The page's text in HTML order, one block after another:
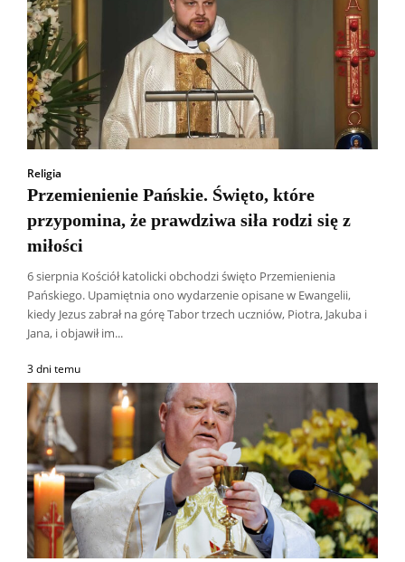
Religia
Przemienienie Pańskie. Święto, które
przypomina, że prawdziwa siła rodzi się z
miłości
6 sierpnia Kościół katolicki obchodzi święto Przemienienia
Pańskiego. Upamiętnia ono wydarzenie opisane w Ewangelii,
kiedy Jezus zabrał na górę Tabor trzech uczniów, Piotra, Jakuba i
Jana, i objawił im...
3 dni temu